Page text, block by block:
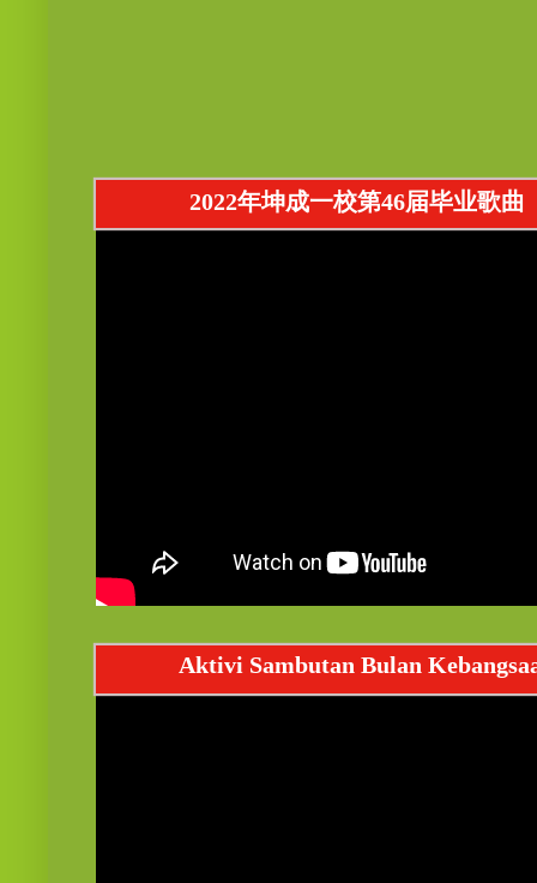
2022年坤成一校第46届毕业歌曲
Aktivi Sambutan Bulan